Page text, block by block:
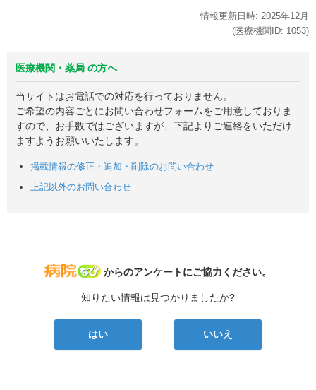
情報更新日時: 2025年12月
(医療機関ID: 1053)
医療機関・薬局 の方へ
当サイトはお電話での対応を行っておりません。
ご希望の内容ごとにお問い合わせフォームをご用意しておりま
すので、お手数ではございますが、下記よりご連絡をいただけ
ますようお願いいたします。
掲載情報の修正・追加・削除のお問い合わせ
上記以外のお問い合わせ
病院なび
からのアンケートにご協力ください。
知りたい情報は見つかりましたか?
はい いいえ